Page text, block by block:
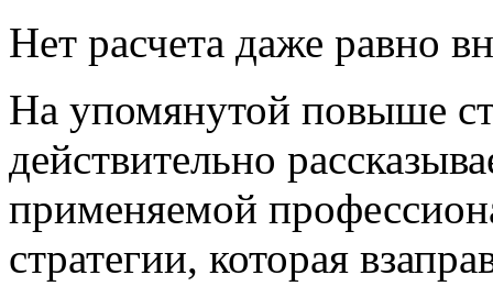
Нет расчета даже равно
На упомянутой повыше
действительно
применяемой
стратегии, которая